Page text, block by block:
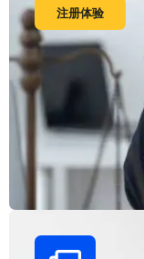
注册体验